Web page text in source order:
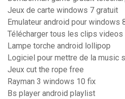
Jeux de carte windows 7 gratuit
Emulateur android pour windows
Télécharger tous les clips videos
Lampe torche android lollipop
Logiciel pour mettre de la music
Jeux cut the rope free
Rayman 3 windows 10 fix
Bs player android playlist